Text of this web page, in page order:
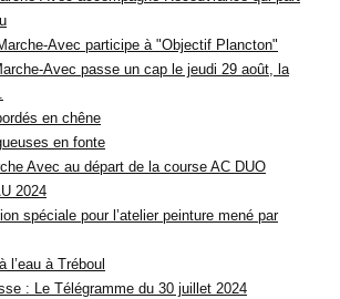
Avec participe à "Objectif Plancton"
Avec passe un cap le jeudi 29 août, la
en chêne
en fonte
Avec au départ de la course AC DUO
2024
spéciale pour l’atelier peinture mené par
l’eau à Tréboul
: Le Télégramme du 30 juillet 2024